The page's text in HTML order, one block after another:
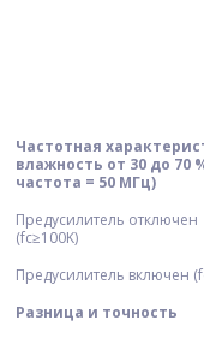
Частотная
влажность от 30 до 70
частота = 50 МГц)
Предусилитель отключен
(fc≥100K)
Предусилитель включен
Разница и точность